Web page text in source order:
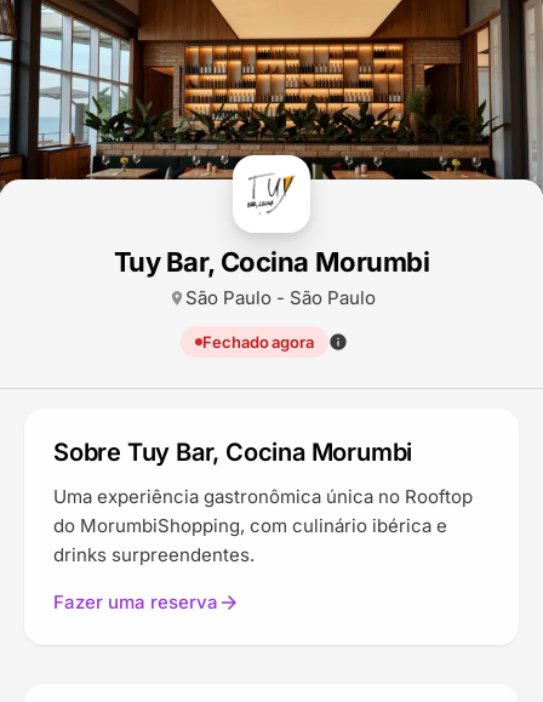
Tuy Bar, Cocina Morumbi
location_on São Paulo - São Paulo
Fechado agora info
Mais informações
Sobre Tuy Bar, Cocina Morumbi
Uma experiência gastronômica única no Rooftop
do MorumbiShopping, com culinário ibérica e
drinks surpreendentes.
Fazer uma reserva arrow_forward